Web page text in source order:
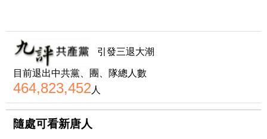
引發三退大潮
目前退出中共黨、團、隊總人數
464,823,452 人
隨處可看新唐人